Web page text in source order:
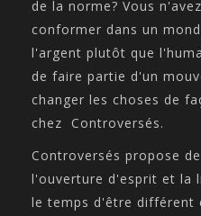
de la norme? Vous
conformer dans un
l'argent plutôt que
de faire partie d'un
changer les choses de
chez Controversés.
Controversés propose
l'ouverture d'esprit et la
le temps d'être différent